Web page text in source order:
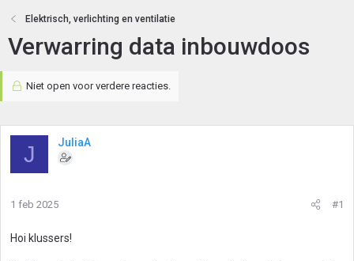
Elektrisch, verlichting en ventilatie
Verwarring data inbouwdoos
Niet open voor verdere reacties.
J JuliaA
1 feb 2025 #1
Hoi klussers!